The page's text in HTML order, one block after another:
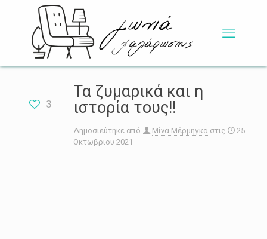
3
Τα ζυμαρικά και η
ιστορία τους!!
Δημοσιεύτηκε από Μίνα Μέρμηγκα στις
25
Οκτωβρίου 2021